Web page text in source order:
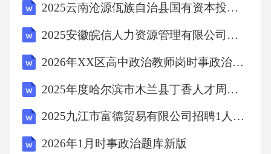
A.人员控制
B.时间控制
D.成本控制
2025云南沧源佤族自治县国有资本投资运营集团有限责任公司招聘1人备考题库附答案
2025安徽皖信人力资源管理有限公司招聘综合客服岗位1人备考题库附答案
2026年XX区高中政治教师岗时事政治模拟试卷ab卷
2025年度哈尔滨市木兰县丁香人才周（春季）事业单位引才招聘76人笔试参考试题附答案解析
2025九江市富德贸易有限公司招聘1人笔试参考题库附答案解析
2026年1月时事政治题库新版